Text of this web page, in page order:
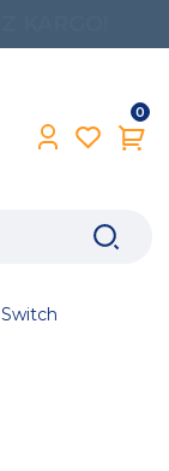
0
Switch